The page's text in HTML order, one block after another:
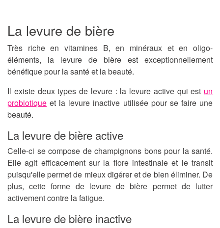
La levure de bière
Très riche en vitamines B, en minéraux et en oligo-
éléments, la levure de bière est exceptionnellement
bénéfique pour la santé et la beauté.
Il existe deux types de levure : la levure active qui est un
probiotique et la levure inactive utilisée pour se faire une
beauté.
La levure de bière active
Celle-ci se compose de champignons bons pour la santé.
Elle agit efficacement sur la flore intestinale et le transit
puisqu'elle permet de mieux digérer et de bien éliminer. De
plus, cette forme de levure de bière permet de lutter
activement contre la fatigue.
La levure de bière inactive